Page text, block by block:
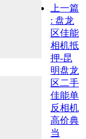
上一篇
: 盘龙
区佳能
相机抵
押-昆
明盘龙
区二手
佳能单
反相机
高价典
当